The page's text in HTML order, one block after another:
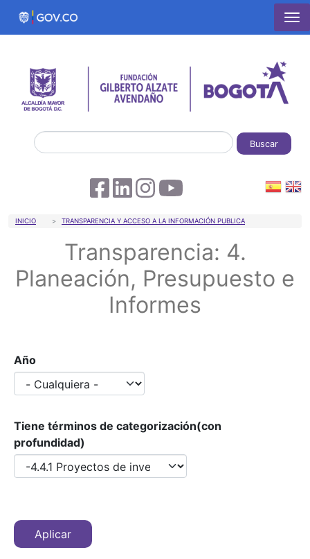
Pasar al contenido principal
Buscar
Sobrescribir enlaces de ayuda a la
INICIO TRANSPARENCIA Y ACCESO A LA INFORMACIÓN PUBLICA
Transparencia: 4.
Planeación, Presupuesto e
Informes
Año
Tiene términos de categorización(con
profundidad)